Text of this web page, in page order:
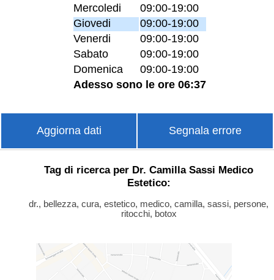
Mercoledi
09:00-19:00
Giovedi
09:00-19:00
Venerdi
09:00-19:00
Sabato
09:00-19:00
Domenica
09:00-19:00
Adesso sono le ore 06:37
Aggiorna dati Segnala errore
Tag di ricerca per Dr. Camilla Sassi Medico
Estetico:
dr., bellezza, cura, estetico, medico, camilla, sassi, persone,
ritocchi, botox